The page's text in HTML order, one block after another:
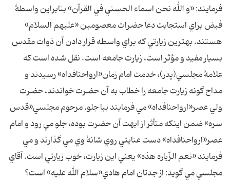
فرمايند: «و الله نحن اسماء الحسني في القرآن» بنابراين واسطۀ
فيض براي استجابت دعا حضرات معصومين «عليهم السلام»
هستند. بهترين زيارتي که براي واسطه قرار دادن آن ذوات مقدس
بسيار مفيد و مؤثر است، زيارت جامعه است. نقل شده است که
علامۀ مجلسي(پدر)، خدمت امام زمان«ارواحنافداه» رسيدند و
مداح گونه زيارت جامعه را خطاب به آن حضرت خواندند، حضرت
ولي عصر«ارواحنافداه» مي فرمايند بيا جلو. مرحوم مجلسي«قدس
سره» ضمن اينکه متأثر از ابهت آن حضرت بوده، جلو مي رود و امام
عصر«ارواحنافداه» دست عنايتي روي شانۀ وي مي گذارند و مي
فرمايند «نعم الزّياره هذه» يعني اين زيارت، خوب زيارتي است. آقاي
مجلسي مي گويد: از جدتان امام هادي«سلام الله عليه» است؟